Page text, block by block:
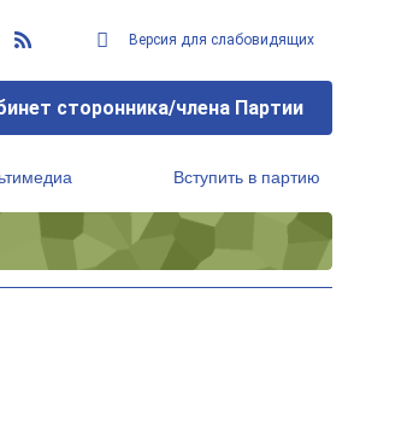
Версия для слабовидящих
сторонника/члена Партии
Вступить в партию